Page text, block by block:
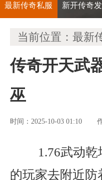
最新传奇私服 新开传奇
当前位置： 最新
传奇开天武
巫
时间：2025-10-03 01:10
1.76武动乾
的玩家去附近